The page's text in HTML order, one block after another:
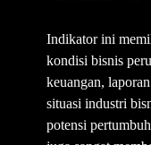
Indikator ini
kondisi bisnis
keuangan,
situasi industri
potensi